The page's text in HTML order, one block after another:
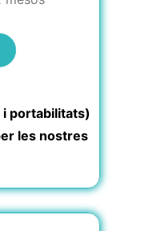
i portabilitats)
les nostres